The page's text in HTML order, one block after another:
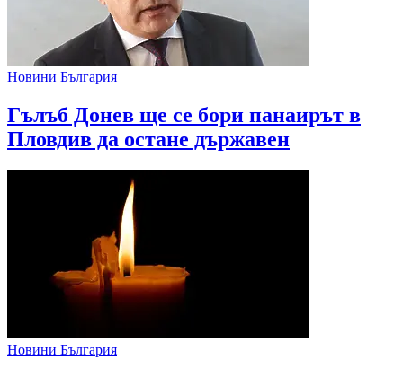
Новини България
Гълъб Донев ще се бори панаирът в
Пловдив да остане държавен
Новини България